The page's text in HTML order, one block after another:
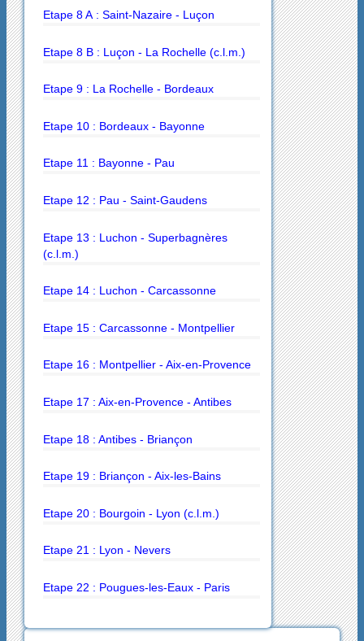
Etape 8 A : Saint-Nazaire - Luçon
Etape 8 B : Luçon - La Rochelle (c.l.m.)
Etape 9 : La Rochelle - Bordeaux
Etape 10 : Bordeaux - Bayonne
Etape 11 : Bayonne - Pau
Etape 12 : Pau - Saint-Gaudens
Etape 13 : Luchon - Superbagnères
(c.l.m.)
Etape 14 : Luchon - Carcassonne
Etape 15 : Carcassonne - Montpellier
Etape 16 : Montpellier - Aix-en-Provence
Etape 17 : Aix-en-Provence - Antibes
Etape 18 : Antibes - Briançon
Etape 19 : Briançon - Aix-les-Bains
Etape 20 : Bourgoin - Lyon (c.l.m.)
Etape 21 : Lyon - Nevers
Etape 22 : Pougues-les-Eaux - Paris